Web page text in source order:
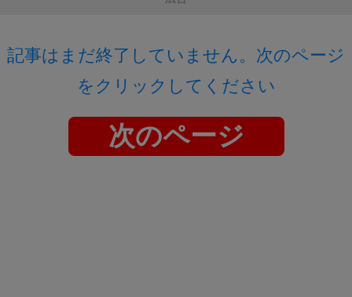
記事はまだ終了していません。次のページ
をクリックしてください
次のページ